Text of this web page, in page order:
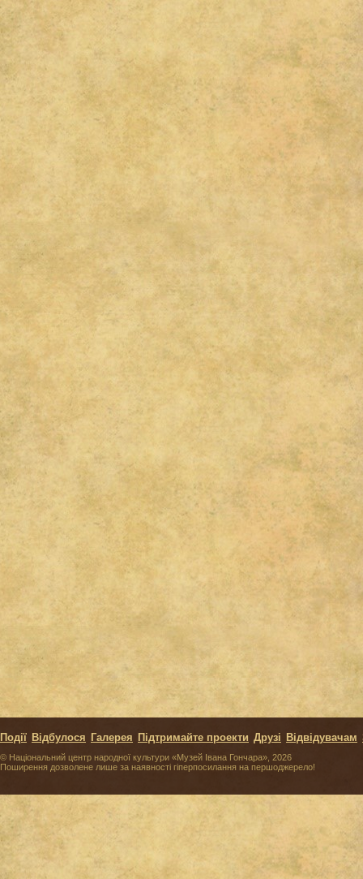
© Національний центр народної культури «Музей Івана Гончара», 2026
Поширення дозволене лише за наявності гіперпосилання на першоджерело!
Події Відбулося Галерея Підтримайте проекти Друзі Відвідувачам